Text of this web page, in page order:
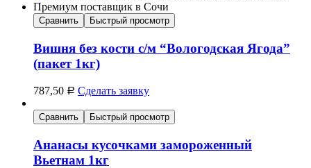
Сравнить Быстрый просмотр
Вишня без кости с/м “Вологодская Ягода”
(пакет 1кг)
787,50 Р Сделать заявку
Сравнить Быстрый просмотр
Ананасы кусочками замороженный
Вьетнам 1кг